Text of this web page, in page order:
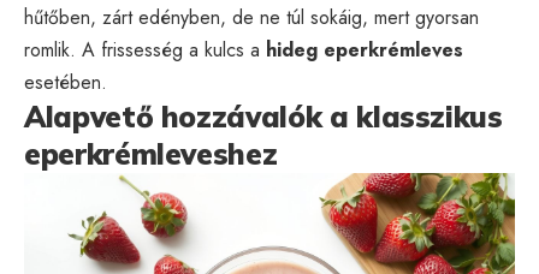
hűtőben, zárt edényben, de ne túl sokáig, mert gyorsan
romlik. A frissesség a kulcs a hideg eperkrémleves
esetében.
Alapvető hozzávalók a klasszikus
eperkrémleveshez